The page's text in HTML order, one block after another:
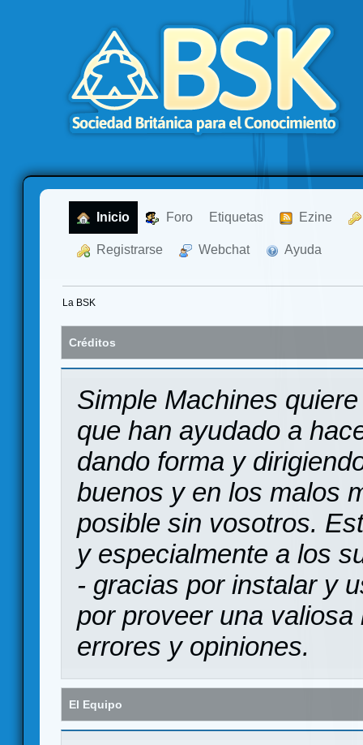
Inicio Foro Etiquetas Ezine
Registrarse Webchat Ayuda
La BSK
Créditos
Simple Machines
que han ayudado a
dando forma y
buenos y en los malos
posible sin vosotros.
y especialmente a los
- gracias por instalar y
por proveer una
errores y opiniones.
El Equipo